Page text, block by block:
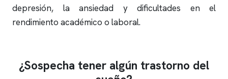
depresión, la ansiedad y dificultades en el
rendimiento académico o laboral.
¿Sospecha tener algún trastorno del